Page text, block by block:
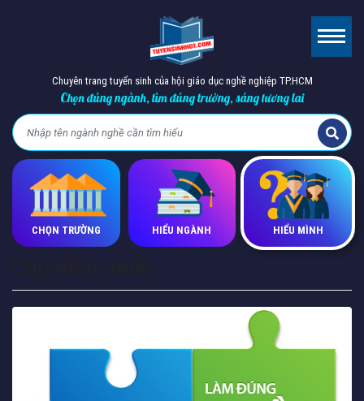
Chuyên trang tuyển sinh của hội giáo dục nghề nghiệp TP.HCM
Chọn đúng ngành, tìm đúng trường, sáng tương lai
HIỂU MÌNH
HIỂU NGÀNH
CHỌN TRƯỜNG